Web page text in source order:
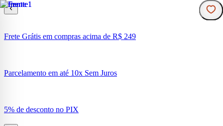
Frete Grátis em compras acima de R$ 249
Parcelamento em até 10x Sem Juros
5% de desconto no PIX